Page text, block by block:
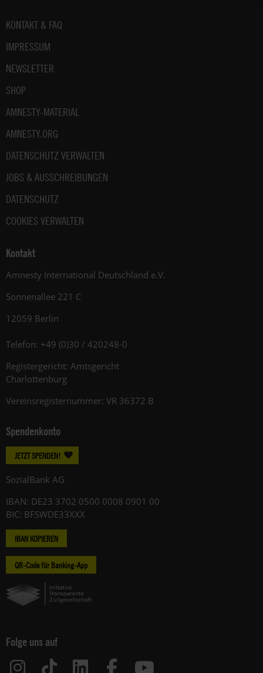
Fußbereich
KONTAKT & FAQ
IMPRESSUM
NEWSLETTER
SHOP
AMNESTY-MATERIAL
AMNESTY.ORG
DATENSCHUTZ VERWALTEN
JOBS & AUSSCHREIBUNGEN
DATENSCHUTZ
COOKIES VERWALTEN
Kontakt
Amnesty International Deutschland e.V.
Sonnenallee 221 C
12059 Berlin
Telefon: +49 (0)30 / 420248-0
Registergericht: Amtsgericht
Charlottenburg
Vereinsregisternummer: VR 36372 B
Spendenkonto
JETZT SPENDEN!
SozialBank AG
IBAN: DE23 3702 0500 0008 0901 00
BIC: BFSWDE33XXX
IBAN KOPIEREN
QR-Code für Banking-App
Folge uns auf